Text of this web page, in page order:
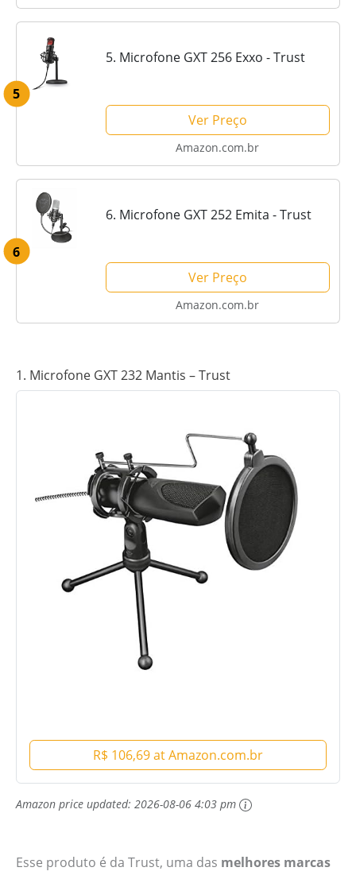
5
5. Microfone GXT 256 Exxo - Trust
Ver Preço
Amazon.com.br
6
6. Microfone GXT 252 Emita - Trust
Ver Preço
Amazon.com.br
1. Microfone GXT 232 Mantis – Trust
R$ 106,69 at Amazon.com.br
Amazon price updated: 2026-08-06 4:03 pm
Esse produto é da Trust, uma das melhores marcas